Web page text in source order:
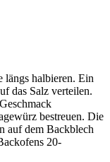
längs halbieren. Ein
das Salz verteilen.
bestreuen. Die
auf dem Backblech
20-